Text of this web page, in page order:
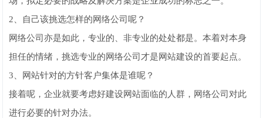
2、自己该挑选怎样的网络公司呢？
网络公司亦是如此，专业的、非专业的处处都是。本着对本身
担任的情绪，挑选专业的网络公司才是网站建设的首要起点。
3、网站针对的方针客户集体是谁呢？
接着呢，企业就要考虑好建设网站面临的人群，网络公司对此
进行必要的针对办法。